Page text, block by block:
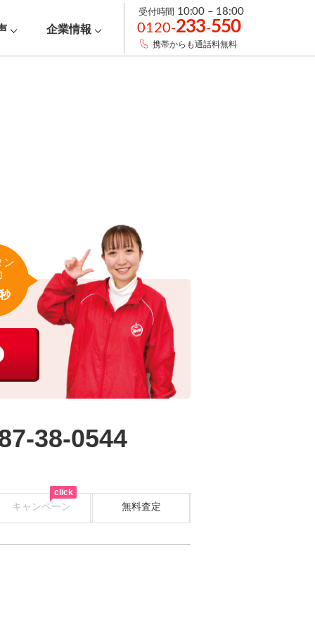
企業情報
受付時間 10:00 – 18:00
0120-233-550
携帯からも通話料無料
ン
秒
38-0544
キャンペーン 無料査定
click